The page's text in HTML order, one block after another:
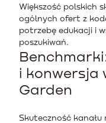
Większość polskich
ogólnych ofert z
potrzebę edukacji i
poszukiwań.
i konwersja
Garden
Skuteczność